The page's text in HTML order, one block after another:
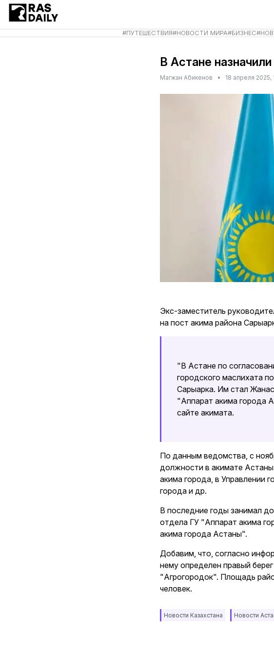
#ПУТЕШЕСТВИЯ#НОВОСТИ МИРА#БИЗНЕС#
В Астане
Магжан Абикенов • 18 апреля 2025,
Экс-заместитель
на пост акима района
"В Астане по
городского маслихата
Сарыарка. Им стал
"Аппарат акима города
сайте акимата.
По данным ведомства, с
должности в акимате
акима города, в Управлении
города и др.
В последние годы занимал
отдела ГУ "Аппарат акима
акима города Астаны".
Добавим, что, согласно
нему определен правый
"Агрогородок". Площадь
человек.
Новости Казахстана Новости